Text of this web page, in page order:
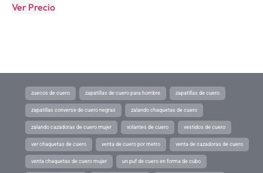
Ver Precio
zuecos de cuero zapatillas de cuero para hombre zapatillas de cuero
zapatillas converse de cuero negras zalando chaquetas de cuero
zalando cazadoras de cuero mujer volantes de cuero vestidos de cuero
ver chaquetas de cuero venta de cuero por metro venta de cazadoras de cuero
venta chaquetas de cuero mujer un puf de cuero en forma de cubo